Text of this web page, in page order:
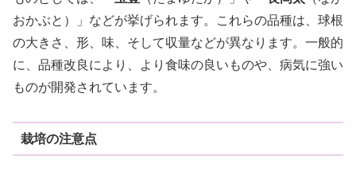
おかぶと）」などが挙げられます。これらの品種は、球根
の大きさ、形、味、そして収量などが異なります。一般的
に、品種改良により、より食味の良いものや、病気に強い
ものが開発されています。
栽培の注意点